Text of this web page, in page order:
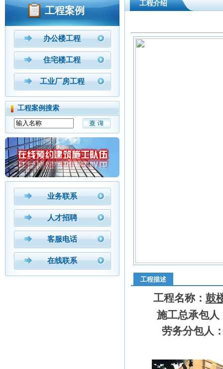
工程案例
办公楼工程
住宅楼工程
工业厂房工程
工程案例搜索
业务联系
人才招聘
客服电话
在线联系
工程介绍
工程描述
工程名称： 鼓
施工总承包人
劳务分包人